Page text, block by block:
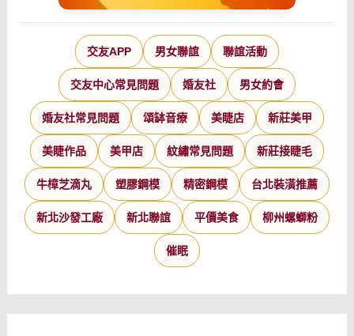
交友APP 男女聯誼 聯誼活動
交友中心常見問題 婚友社 男女約會
婚友社常見問題 頌缽音療 美睫店 新莊美甲
美睫作品 美甲店 紋繡常見問題 新莊接睫毛
牛樟芝滴丸 塑膠鋼模 精密鋼模 台北裝潢推薦
新北沙發工廠 新北聯誼 平價美食 柳州螺螄粉
催眠